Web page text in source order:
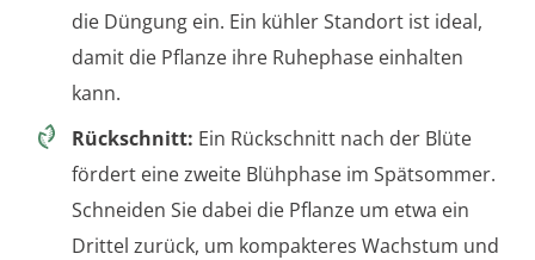
die Düngung ein. Ein kühler Standort ist ideal,
damit die Pflanze ihre Ruhephase einhalten
kann.
Rückschnitt: Ein Rückschnitt nach der Blüte
fördert eine zweite Blühphase im Spätsommer.
Schneiden Sie dabei die Pflanze um etwa ein
Drittel zurück, um kompakteres Wachstum und